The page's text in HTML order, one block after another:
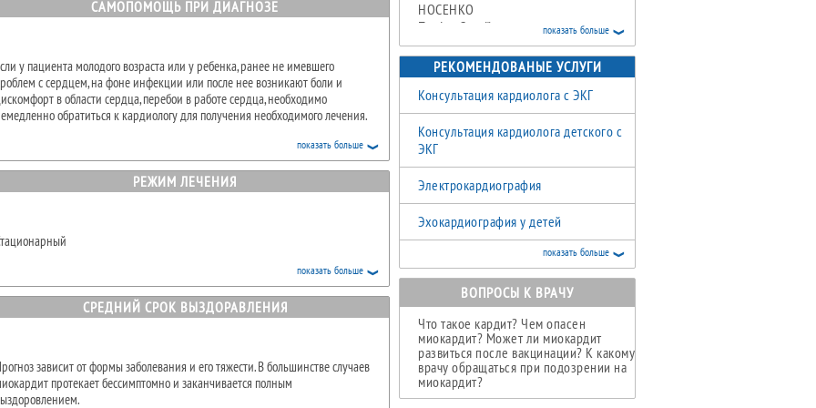
НОСЕНКО
Поліна Сергіївна
Врач кардиолог первой категории
КАРТАШОВА
Ольга Станиславовна
Врач кардиолог первой категории
показать больше
РЕКОМЕНДОВАНЫЕ УСЛУГИ
Консультация кардиолога с ЭКГ
Консультация кардиолога детского с
ЭКГ
Электрокардиография
Эхокардиография у детей
Эхокардиография у взрослых
ЭКГ по Холтеру
Холтер АД (артериального давления)
Консультация педиатра
Рентгенография органов грудной
показать больше
ВОПРОСЫ К ВРАЧУ
Что такое кардит? Чем опасен
миокардит? Может ли миокардит
развиться после вакцинации? К какому
врачу обращаться при подозрении на
миокардит?
(коринеобактерии дифтерии, стафилококки, стрептококки,
заболевания может быть малосимптомным или скрытым. Степень
симптомов в значительной мере определяется
и остротой прогрессирования процесса. При
Течение миокардита может быть острым, подострым, хроническим
САМОПОМОЩЬ ПРИ ДИАГНОЗЕ
у пациента молодого возраста или у ребенка, ранее не имевшего
с сердцем, на фоне инфекции или после нее возникают боли и
в области сердца, перебои в работе сердца, необходимо
обратиться к кардиологу для получения необходимого лечения.
показать больше
РЕЖИМ ЛЕЧЕНИЯ
показать больше
СРЕДНИЙ СРОК ВЫЗДОРАВЛЕНИЯ
зависит от формы заболевания и его тяжести. В большинстве случаев
протекает бессимптомно и заканчивается полным